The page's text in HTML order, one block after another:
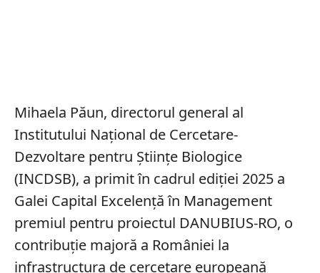
Mihaela Păun, directorul general al
Institutului Național de Cercetare-
Dezvoltare pentru Științe Biologice
(INCDSB), a primit în cadrul ediției 2025 a
Galei Capital Excelență în Management
premiul pentru proiectul DANUBIUS-RO, o
contribuție majoră a României la
infrastructura de cercetare europeană